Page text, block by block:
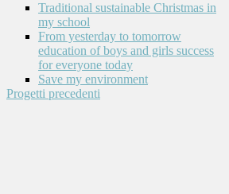
Traditional sustainable Christmas in
my school
From yesterday to tomorrow
education of boys and girls success
for everyone today
Save my environment
Progetti precedenti